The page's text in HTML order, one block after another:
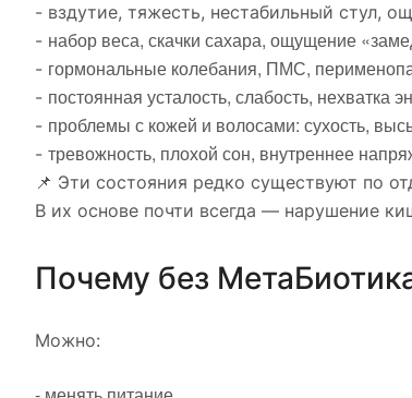
- вздутие, тяжесть, нестабильный стул,
- набор веса, скачки сахара, ощущение
- гормональные колебания, ПМС,
- постоянная усталость, слабость, нехватка
- проблемы с кожей и волосами: сухость,
- тревожность, плохой сон, внутреннее
📌 Эти состояния редко существуют по
В их основе почти всегда — нарушение
Почему без
Можно: